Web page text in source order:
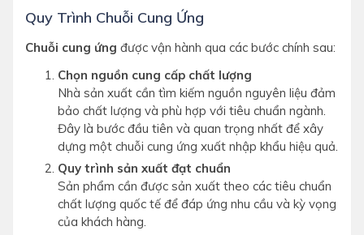
Quy Trình Chuỗi Cung Ứng
Chuỗi cung ứng được vận hành qua các bước chính sau:
Chọn nguồn cung cấp chất lượng
Nhà sản xuất cần tìm kiếm nguồn nguyên liệu đảm
bảo chất lượng và phù hợp với tiêu chuẩn ngành.
Đây là bước đầu tiên và quan trọng nhất để xây
dựng một chuỗi cung ứng xuất nhập khẩu hiệu quả.
Quy trình sản xuất đạt chuẩn
Sản phẩm cần được sản xuất theo các tiêu chuẩn
chất lượng quốc tế để đáp ứng nhu cầu và kỳ vọng
của khách hàng.